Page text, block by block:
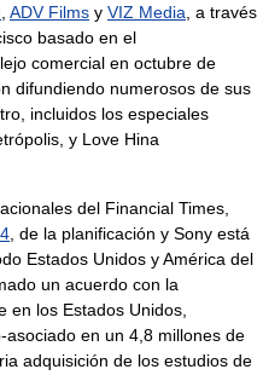
, ADV Films y VIZ Media, a través
basado en el
comercial en octubre de
difundiendo numerosos de sus
incluidos los especiales
y Love Hina
del Financial Times,
, de la planificación y Sony está
Estados Unidos y América del
un acuerdo con la
en los Estados Unidos,
en un 4,8 millones de
adquisición de los estudios de